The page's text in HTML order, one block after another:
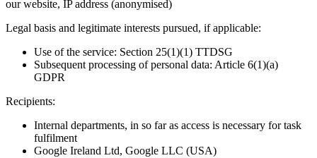
our website, IP address (anonymised)
Legal basis and legitimate interests pursued, if applicable:
Use of the service: Section 25(1)(1) TTDSG
Subsequent processing of personal data: Article 6(1)(a)
GDPR
Recipients:
Internal departments, in so far as access is necessary for task
fulfilment
Google Ireland Ltd, Google LLC (USA)